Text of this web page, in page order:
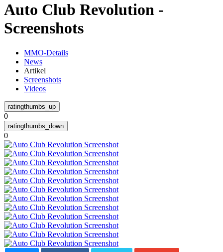
Auto Club Revolution -
Screenshots
MMO-Details
News
Artikel
Screenshots
Videos
0
0